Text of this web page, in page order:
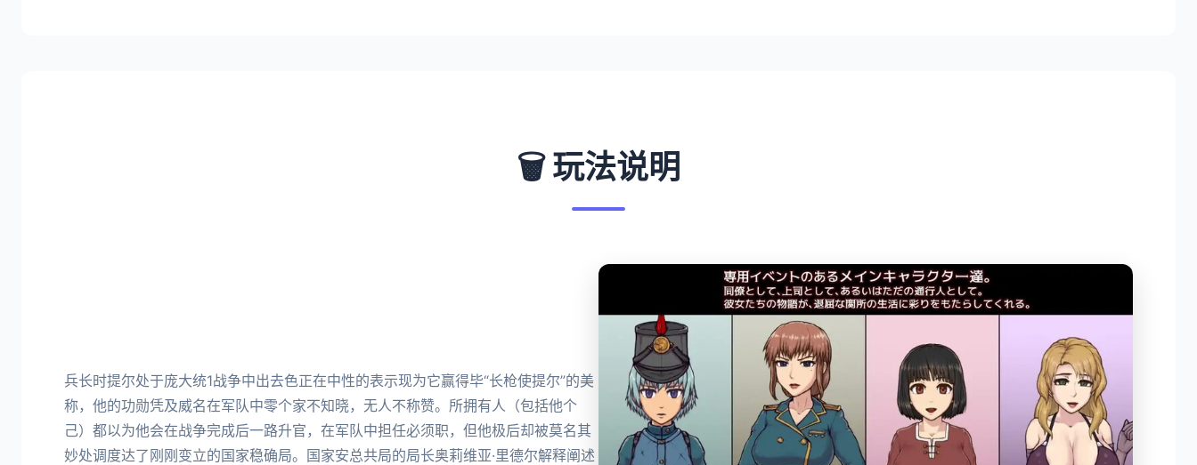
🗑️ 玩法说明
兵长时提尔处于庞大统1战争中出去色正在中性的表示现为它赢得毕“长枪使提尔”的美
称，他的功勋凭及威名在军队中零个家不知晓，无人不称赞。所拥有人（包括他个
己）都以为他会在战争完成后一路升官，在军队中担任必须职，但他极后却被莫名其
妙处调度达了刚刚变立的国家稳确局。国家安总共局的局长奥莉维亚·里德尔解释阐述